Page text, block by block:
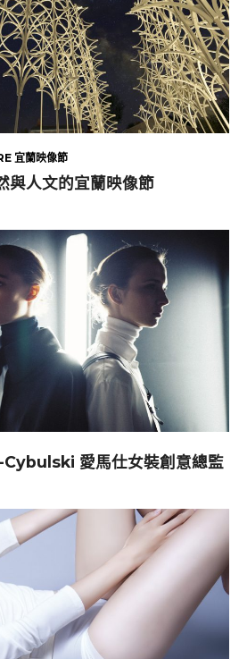
宜蘭映像節
與人文的宜蘭映像節
愛馬仕女裝創意總監